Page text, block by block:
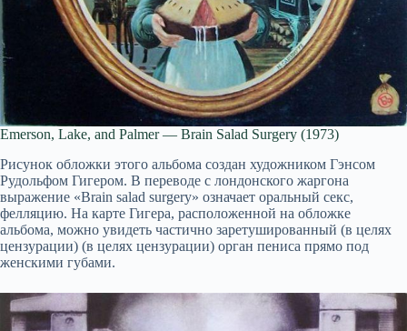
Emerson, Lake, and Palmer — Brain Salad Surgery (1973)
Рисунок обложки этого альбома создан художником Гэнсом
Рудольфом Гигером. В переводе с лондонского жаргона
выражение «Brain salad surgery» означает оральный секс,
фелляцию. На карте Гигера, расположенной на обложке
альбома, можно увидеть частично заретушированный (в целях
цензурации) (в целях цензурации) орган пениса прямо под
женскими губами.